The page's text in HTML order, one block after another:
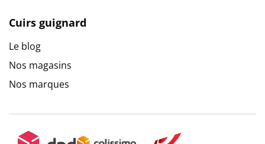
Cuirs guignard
Le blog
Nos magasins
Nos marques